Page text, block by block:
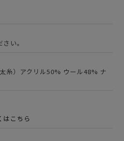
い。
糸）アクリル50% ウール48% ナ
はこちら